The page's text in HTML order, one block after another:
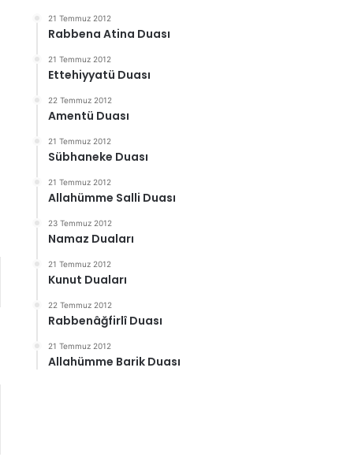
21 Temmuz 2012
Rabbena Atina Duası
21 Temmuz 2012
Ettehiyyatü Duası
22 Temmuz 2012
Amentü Duası
21 Temmuz 2012
Sübhaneke Duası
21 Temmuz 2012
Allahümme Salli Duası
23 Temmuz 2012
Namaz Duaları
21 Temmuz 2012
Kunut Duaları
22 Temmuz 2012
Rabbenâğfirlî Duası
21 Temmuz 2012
Allahümme Barik Duası